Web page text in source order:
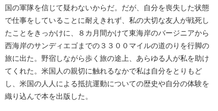
国の軍隊を信じて疑わないからだ。だが、自分を喪失した状態
で仕事をしていることに耐えきれず、私の大切な友人が戦死し
たことをきっかけに、８カ月間かけて東海岸のバージニアから
西海岸のサンディエゴまでの３３００マイルの道のりを行脚の
旅に出た。野宿しながら歩く旅の途上、あらゆる人が私を助け
てくれた。米国人の親切に触れるなかで私は自分をとりもど
し、米国の人人による抵抗運動についての歴史や自分の体験を
織り込んで本を出版した。